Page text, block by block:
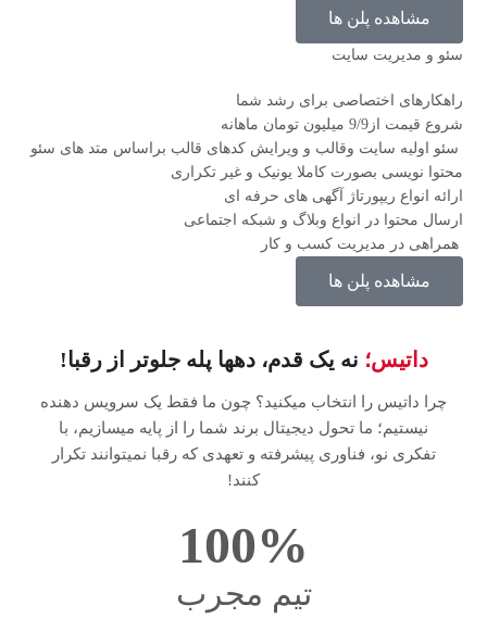
مشاهده پلن ها
سئو و مدیریت سایت
راهکارهای اختصاصی برای رشد شما
شروع قیمت از9/9 میلیون تومان ماهانه
سئو اولیه سایت وقالب و ویرایش کدهای قالب براساس متد های سئو
محتوا نویسی بصورت کاملا یونیک و غیر تکراری
ارائه انواع ریپورتاژ آگهی های حرفه ای
ارسال محتوا در انواع وبلاگ و شبکه اجتماعی
همراهی در مدیریت کسب و کار
مشاهده پلن ها
داتیس؛ نه یک قدم، دهها پله جلوتر از رقبا!
چرا داتیس را انتخاب میکنید؟ چون ما فقط یک سرویس دهنده
نیستیم؛ ما تحول دیجیتال برند شما را از پایه میسازیم، با
تفکری نو، فناوری پیشرفته و تعهدی که رقبا نمیتوانند تکرار
کنند!
100%
تیم مجرب